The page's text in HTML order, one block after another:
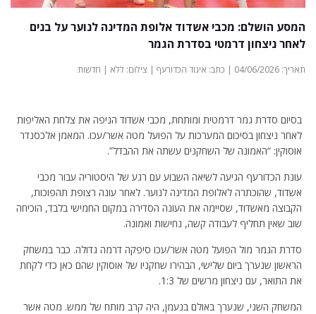
המסע הושלם: מכבי אשדוד אלופת המדינה לנוער על בנים
לאחר ניצחון דרמטי בסדרת הגמר
תאריך: 04/06/2026 | כתב: איגוד הכדורעף | צילום: ללא | חדשות
בסיום סדרת גמר דרמטית ומותחת, מכבי אשדוד הניפה את צלחת האליפות
לאחר ניצחון בסיכום המערכות על הפועל מטה אשר/עכו. המאמן אלכסנדר
אוסוקין: “האמונה של השחקנים עשתה את ההבדל”.
עונת הכדורעף הגיעה לשיאה השבוע עם רגע של היסטוריה עבור מכבי
אשדוד, שהוכתרה לאלופת המדינה לנוער. לאחר עונה רצופת תהפוכות,
הקבוצה מאשדוד, שסיימה את העונה הסדירה במקום החמישי בלבד, הוכיחה
שוב שאין תחליף לעבודה קשה, נחישות ואמונה.
סדרת הגמר מול הפועל מטה אשר/עכו סיפקה דרמה גדולה. כבר במשחק
הראשון שנערך ביום שלישי, הבהירו שחקניו של אוסוקין שהם כאן כדי לקחת
את התואר, עם ניצחון מרשים של 1:3.
המשחק השני, שנערך באולם בנעמן, היה קרב מותח של ממש. מטה אשר